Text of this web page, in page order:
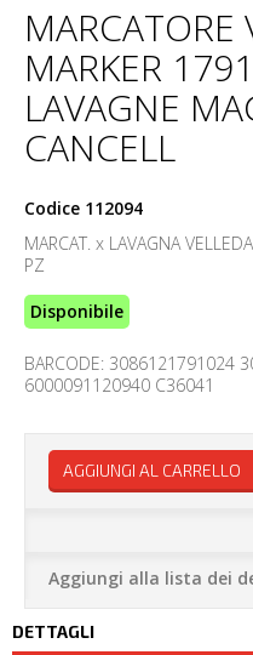
MARCATORE
MARKER
LAVAGNE
CANCELL
Codice 112094
MARCAT. x LAVAGNA
PZ
Disponibile
BARCODE: 3086121791024
6000091120940 C36041
AGGIUNGI AL CARRELLO
Aggiungi alla lista dei
DETTAGLI